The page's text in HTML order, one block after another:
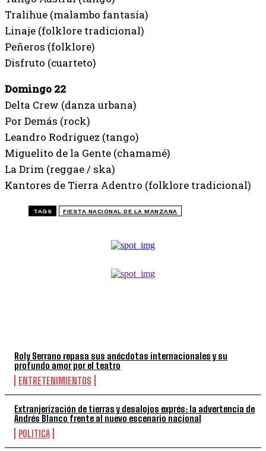
Roly Serrano repasa sus anécdotas internacionales y su
profundo amor por el teatro
ENTRETENIMIENTOS
Extranjerización de tierras y desalojos exprés: la advertencia de
Andrés Blanco frente al nuevo escenario nacional
POLITICA
Tralihue (malambo fantasía)
Linaje (folklore tradicional)
Peñeros (folklore)
Disfruto (cuarteto)
Domingo 22
Delta Crew (danza urbana)
Por Demás (rock)
Leandro Rodríguez (tango)
Miguelito de la Gente (chamamé)
La Drim (reggae / ska)
Kantores de Tierra Adentro (folklore tradicional)
TAGS FIESTA NACIONAL DE LA MANZANA